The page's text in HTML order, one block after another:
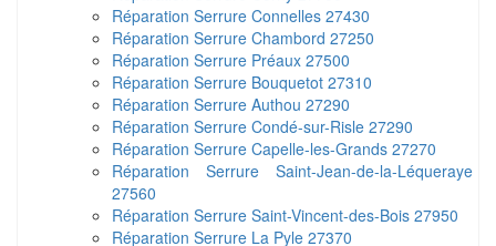
Réparation Serrure Connelles 27430
Réparation Serrure Chambord 27250
Réparation Serrure Préaux 27500
Réparation Serrure Bouquetot 27310
Réparation Serrure Authou 27290
Réparation Serrure Condé-sur-Risle 27290
Réparation Serrure Capelle-les-Grands 27270
Réparation Serrure Saint-Jean-de-la-Léqueraye
27560
Réparation Serrure Saint-Vincent-des-Bois 27950
Réparation Serrure La Pyle 27370